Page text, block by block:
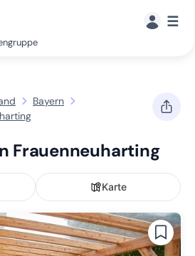
☰
Bayern
Frauenneuharting
Karte